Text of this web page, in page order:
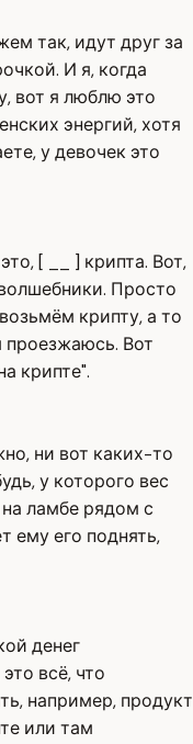
так, идут друг за
И я, когда
вот я люблю это
энергий, хотя
у девочек это
[ __ ] крипта. Вот,
Просто
крипту, а то
проезжаюсь. Вот
крипте".
ни вот каких-то
у которого вес
ламбе рядом с
его поднять,
денег
всё, что
например, продукт
или там